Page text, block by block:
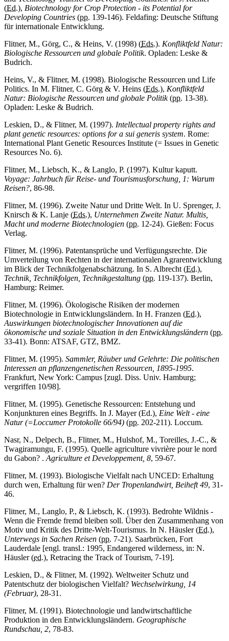
(Ed.), Biotechnology for Crop Protection - its Potential for
Developing Countries (pp. 139-146). Feldafing: Deutsche Stiftung
für internationale Entwicklung.
Flitner, M., Görg, C., & Heins, V. (1998) (Eds.). Konfliktfeld Natur:
Biologische Ressourcen und globale Politik. Opladen: Leske &
Budrich.
Heins, V., & Flitner, M. (1998). Biologische Ressourcen und Life
Politics. In M. Flitner, C. Görg & V. Heins (Eds.), Konfliktfeld
Natur: Biologische Ressourcen und globale Politik(pp. 13-38).
Opladen: Leske & Budrich.
Leskien, D., & Flitner, M. (1997). Intellectual property rights and
plant genetic resources: options for a sui generis system. Rome:
International Plant Genetic Resources Institute (= Issues in Genetic
Resources No. 6).
Flitner, M., Liebsch, K., & Langlo, P. (1997). Kultur kaputt.
Voyage: Jahrbuch für Reise- und Tourismusforschung, 1: Warum
Reisen?, 86-98.
Flitner, M. (1996). Zweite Natur und Dritte Welt. In U. Sprenger, J.
Knirsch & K. Lanje (Eds.), Unternehmen Zweite Natur. Multis,
Macht und moderne Biotechnologien (pp. 12-24). Gießen: Focus
Verlag.
Flitner, M. (1996). Patentansprüche und Verfügungsrechte. Die
Umverteilung von Rechten in der internationalen Agrarentwicklung
im Blick der Technikfolgenabschätzung. In S. Albrecht (Ed.),
Technik, Technikfolgen, Technikgestaltung (pp. 119-137). Berlin,
Hamburg: Reimer.
Flitner, M. (1996). Ökologische Risiken der modernen
Biotechnologie in Entwicklungsländern. In H. Franzen (Ed.),
Auswirkungen biotechnologischer Innovationen auf die
ökonomische und soziale Situation in den Entwicklungsländern (pp.
33-41). Bonn: ATSAF, GTZ, BMZ.
Flitner, M. (1995). Sammler, Räuber und Gelehrte: Die politischen
Interessen an pflanzengenetischen Ressourcen, 1895-1995.
Frankfurt, New York: Campus [zugl. Diss. Univ. Hamburg;
vergriffen 10/98].
Flitner, M. (1995). Genetische Ressourcen: Entstehung und
Konjunkturen eines Begriffs. In J. Mayer (Ed.), Eine Welt - eine
Natur (=Loccumer Protokolle 66/94) (pp. 202-211). Loccum.
Nasr, N., Delpech, B., Flitner, M., Hulshof, M., Toreilles, J.-C., &
Twagiramungu, F. (1995). Quelle agriculture vivrière pour le nord
du Gabon? . Agriculture et Developpement, 8, 59-67.
Flitner, M. (1993). Biologische Vielfalt nach UNCED: Erhaltung
durch wen, Erhaltung für wen? Der Tropenlandwirt, Beiheft 49, 31-
46.
Flitner, M., Langlo, P., & Liebsch, K. (1993). Bedrohte Wildnis -
Wenn die Fremde fremd bleiben soll. Über den Zusammenhang von
Motiv und Kritik des Dritte-Welt-Tourismus. In N. Häusler (Ed.),
Unterwegs in Sachen Reisen (pp. 7-21). Saarbrücken, Fort
Lauderdale [engl. transl.: 1995, Endangered wilderness, in: N.
Häusler (ed.), Retracing the Track of Tourism, 7-19].
Leskien, D., & Flitner, M. (1992). Weltweiter Schutz und
Patentschutz der biologischen Vielfalt? Wechselwirkung, 14
(Februar), 28-31.
Flitner, M. (1991). Biotechnologie und landwirtschaftliche
Produktion in den Entwicklungsländern. Geographische
Rundschau, 2, 78-83.